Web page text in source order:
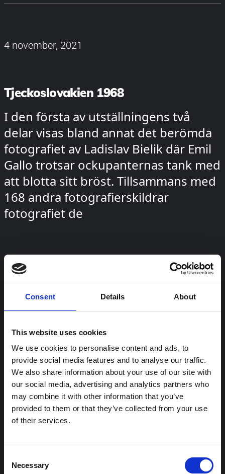
Consent Details About
This website uses cookies
We use cookies to personalise content and ads, to
provide social media features and to analyse our traffic.
We also share information about your use of our site with
our social media, advertising and analytics partners who
may combine it with other information that you’ve
provided to them or that they’ve collected from your use
of their services.
Selection
Necessary
4 november, 2021
Tjeckoslovakien 1968
I den första av utställningens två
delar visas bland annat det berömda
fotografiet av Ladislav Bielik där Emil
Gallo trotsar ockupanternas tank med
att blotta sitt bröst. Tillsammans med
168 andra fotografierskildrar
fotografiet de
4 november, 2021
Sveriges sista stora krig
Medan massarméerna drabbade
samman på kontinenten fördes ett
krig i en betydligt mindre skala i
Norden – men utgången för de
inblandade var lika dödlig. I februari
1808 gick ryssarna över gränsen till